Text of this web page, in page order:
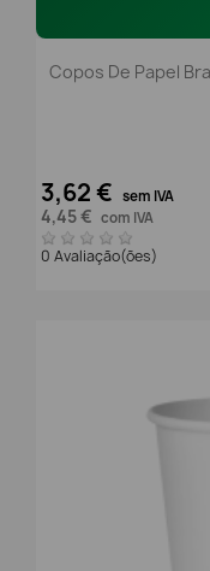
Copos De Papel
3,62 € sem IVA
4,45 € com IVA
0 Avaliação(ões)